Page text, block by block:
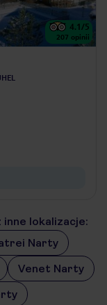
4.1/5
207 opinii
lokalizacje:
Narty
Venet Narty